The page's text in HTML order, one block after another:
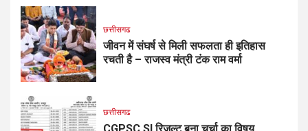
छत्तीसगढ
जीवन में संघर्ष से मिली सफलता ही इतिहास
रचती है – राजस्व मंत्री टंक राम वर्मा
छत्तीसगढ